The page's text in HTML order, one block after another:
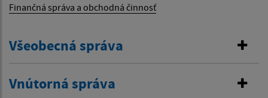
Finančná správa a obchodná činnosť
Všeobecná správa
Vnútorná správa